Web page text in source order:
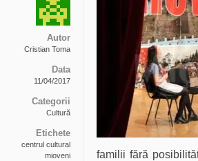
Autor
Cristian Toma
Data
11/04/2017
Categorii
Cultură
Etichete
centrul cultural
mioveni
familii fără